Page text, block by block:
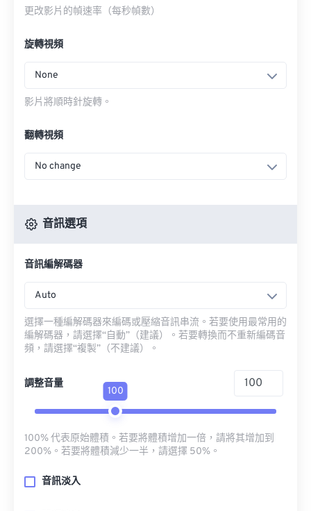
更改影片的幀速率（每秒幀數）
旋轉視頻
None
影片將順時針旋轉。
翻轉視頻
No change
音訊選項
音訊編解碼器
Auto
選擇一種編解碼器來編碼或壓縮音訊串流。若要使用最常用的
編解碼器，請選擇“自動”（建議）。若要轉換而不重新編碼音
頻，請選擇“複製”（不建議）。
調整音量
100
100% 代表原始體積。若要將體積增加一倍，請將其增加到
200%。若要將體積減少一半，請選擇 50%。
音訊淡入